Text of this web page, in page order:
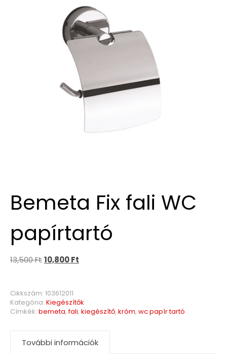
Bemeta Fix fali WC
papírtartó
13,500Ft10,800Ft
Cikkszám: 103612011
Kategória: Kiegészítők
Címkék: bemeta,fali, kiegészítő, króm, wc papír tartó
További információk